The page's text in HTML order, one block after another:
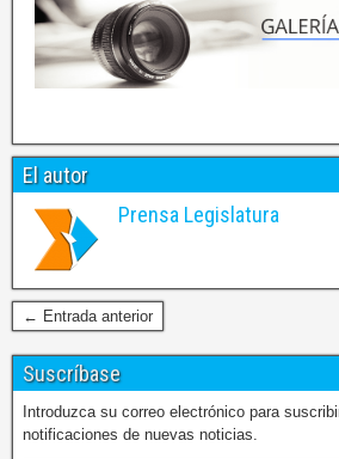
El autor
Prensa Legislatura
← Entrada anterior
Suscríbase
Introduzca su correo electrónico para
notificaciones de nuevas noticias.